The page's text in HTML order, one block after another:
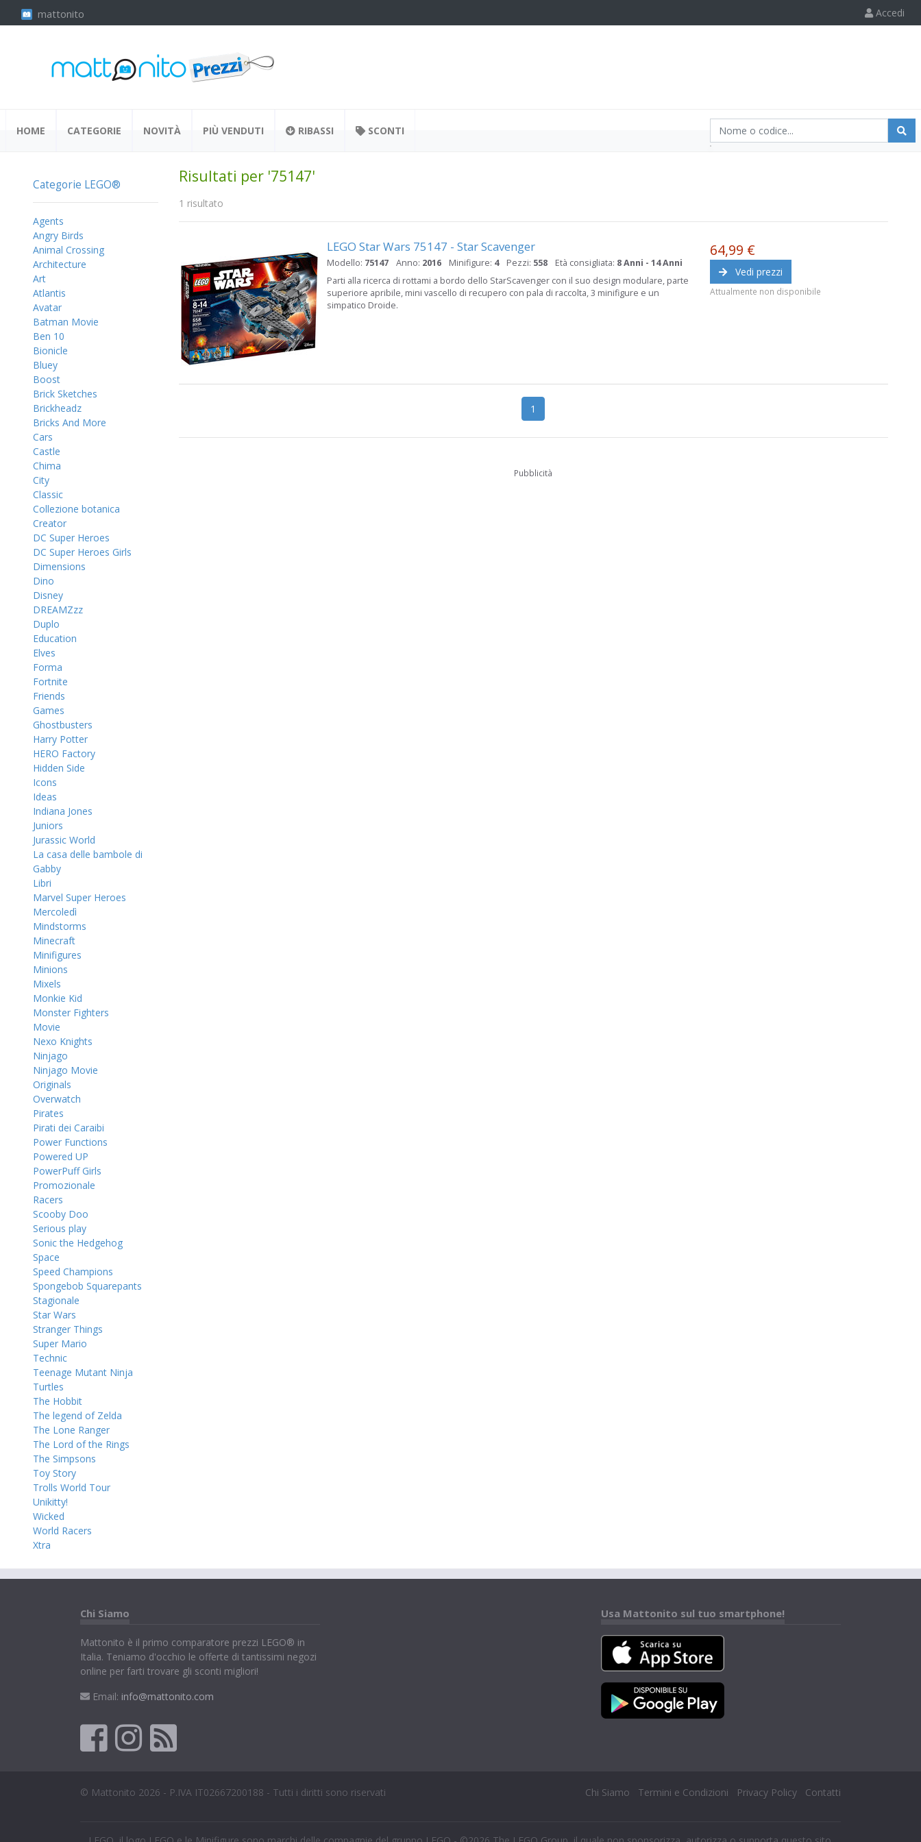
mattonito Accedi
HOME CATEGORIE NOVITÀ PIÙ VENDUTI RIBASSI SCONTI
Categorie LEGO®
Agents
Angry Birds
Animal Crossing
Architecture
Art
Atlantis
Avatar
Batman Movie
Ben 10
Bionicle
Bluey
Boost
Brick Sketches
Brickheadz
Bricks And More
Cars
Castle
Chima
City
Classic
Collezione botanica
Creator
DC Super Heroes
DC Super Heroes Girls
Dimensions
Dino
Disney
DREAMZzz
Duplo
Education
Elves
Forma
Fortnite
Friends
Games
Ghostbusters
Harry Potter
HERO Factory
Hidden Side
Icons
Ideas
Indiana Jones
Juniors
Jurassic World
La casa delle bambole di
Gabby
Libri
Marvel Super Heroes
Mercoledì
Mindstorms
Minecraft
Minifigures
Minions
Mixels
Monkie Kid
Monster Fighters
Movie
Nexo Knights
Ninjago
Ninjago Movie
Originals
Overwatch
Pirates
Pirati dei Caraibi
Power Functions
Powered UP
PowerPuff Girls
Promozionale
Racers
Scooby Doo
Serious play
Sonic the Hedgehog
Space
Speed Champions
Spongebob Squarepants
Stagionale
Star Wars
Stranger Things
Super Mario
Technic
Teenage Mutant Ninja
Turtles
The Hobbit
The legend of Zelda
The Lone Ranger
The Lord of the Rings
The Simpsons
Toy Story
Trolls World Tour
Unikitty!
Wicked
World Racers
Xtra
Risultati per '75147'
1 risultato
LEGO Star Wars 75147 - Star Scavenger
Modello: 75147 Anno: 2016 Minifigure: 4 Pezzi: 558 Età consigliata: 8 Anni - 14 Anni
Parti alla ricerca di rottami a bordo dello StarScavenger con il suo design modulare, parte
superiore apribile, mini vascello di recupero con pala di raccolta, 3 minifigure e un
simpatico Droide.
64,99 €
Vedi prezzi
Attualmente non disponibile
1
Pubblicità
Chi Siamo
Mattonito è il primo comparatore prezzi LEGO® in
Italia. Teniamo d'occhio le offerte di tantissimi negozi
online per farti trovare gli sconti migliori!
Email: info@mattonito.com
Usa Mattonito sul tuo smartphone!
© Mattonito 2026 - P.IVA IT02667200188 - Tutti i diritti sono riservati Chi Siamo Termini e Condizioni Privacy Policy Contatti